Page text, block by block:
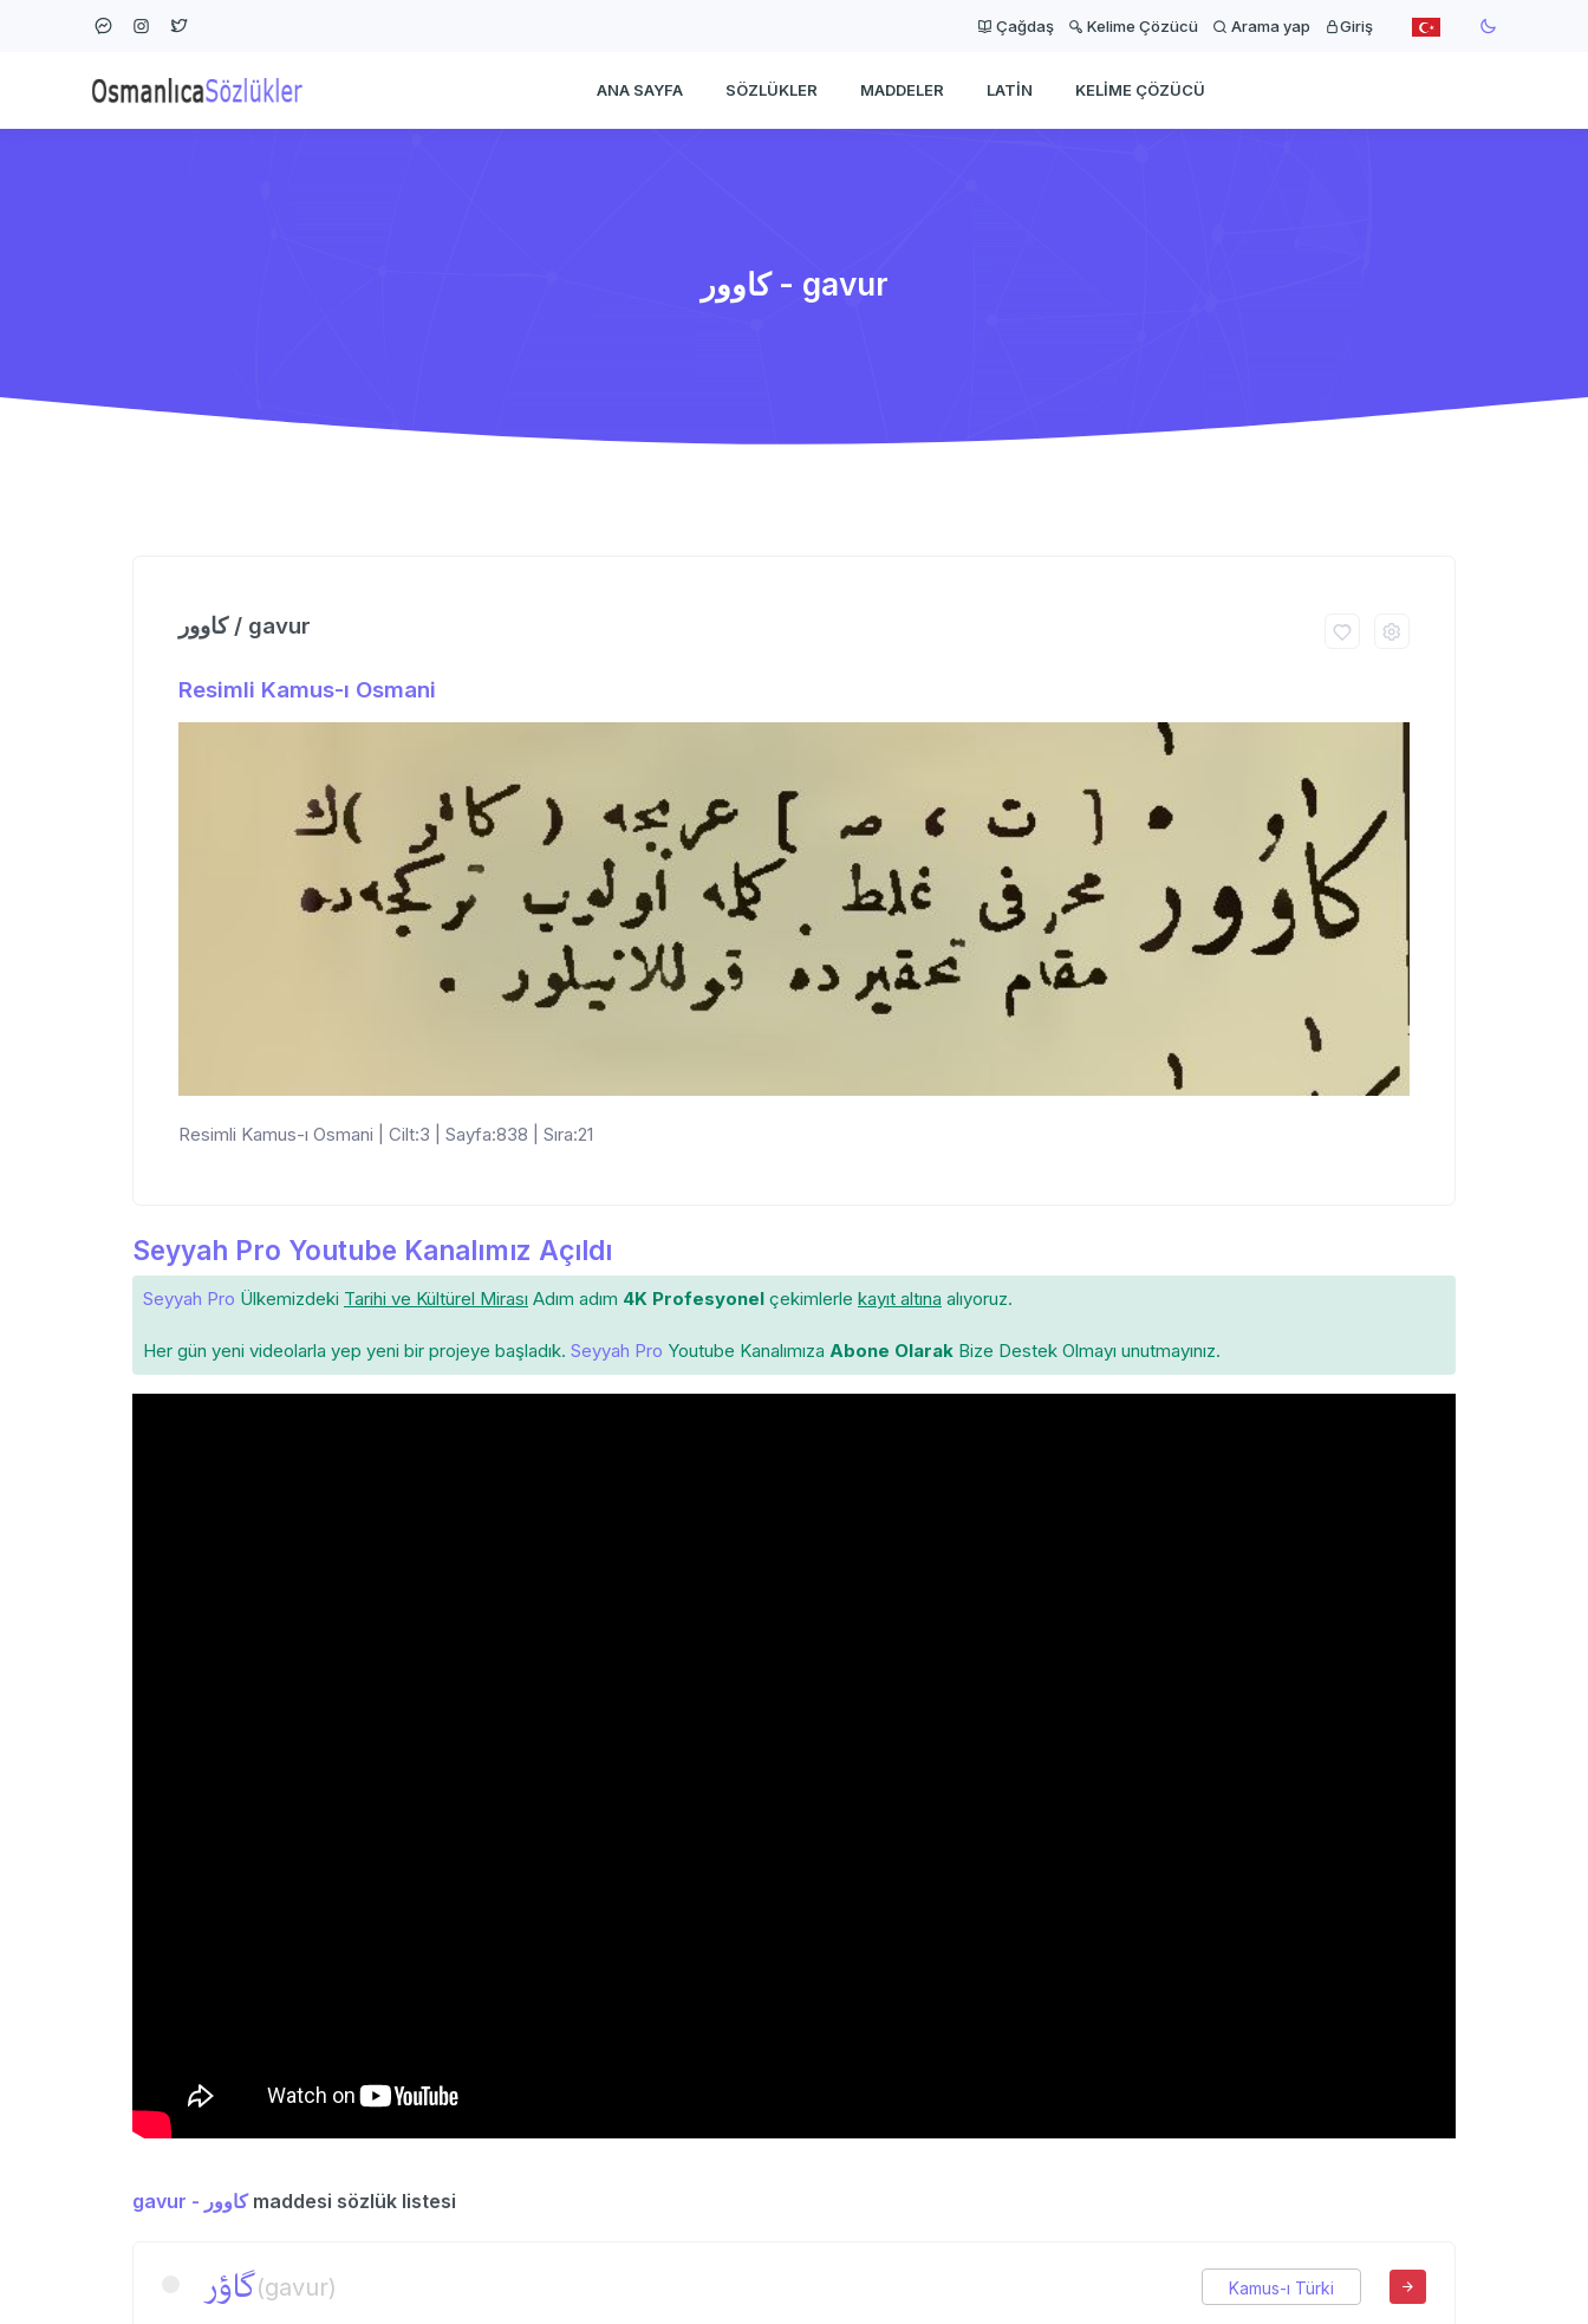
Çağdaş Kelime Çözücü Arama yap Giriş
ANA SAYFA SÖZLÜKLER MADDELER LATIN KELIME ÇÖZÜCÜ
كاوور - gavur
كاوور / gavur
Resimli Kamus-ı Osmani
Resimli Kamus-ı Osmani | Cilt:3 | Sayfa:838 | Sıra:21
Seyyah Pro Youtube Kanalımız Açıldı
Seyyah Pro Ülkemizdeki Tarihi ve Kültürel Mirası Adım adım 4K Profesyonel çekimlerle kayıt altına alıyoruz.
Her gün yeni videolarla yep yeni bir projeye başladık. Seyyah Pro Youtube Kanalımıza Abone Olarak Bize Destek Olmayı unutmayınız.
gavur - كاوورmaddesi sözlük listesi
گاؤر(gavur) Kamus-ı Türki